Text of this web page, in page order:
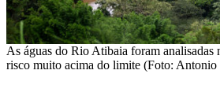
As águas do Rio Atibaia foram analisadas
risco muito acima do limite (Foto: Antonio